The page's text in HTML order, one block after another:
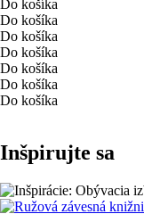
Do košíka
Do košíka
Do košíka
Do košíka
Do košíka
Do košíka
Do košíka
Inšpirujte sa